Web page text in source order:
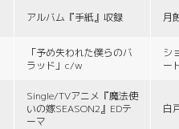
アルバム『手紙』収録 月
「予め失われた僕らのバ
ラッド」c/w
シ
ー
Single/TVアニメ『魔法使
いの嫁SEASON2』EDテ
ーマ
白